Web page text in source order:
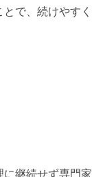
で、続けやすく
継続せず専門家